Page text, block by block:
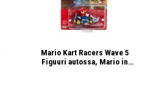
Mario Kart Racers Wave 5
Figuuri autossa, Mario in